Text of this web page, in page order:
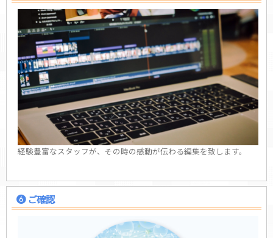
経験豊富なスタッフが、その時の感動が伝わる編集を致します。
ご確認